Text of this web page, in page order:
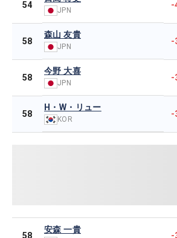
54
JPN -
58
森山 友貴
JPN -
58
今野 大喜
JPN -
58
H・W・リュー
KOR -
58
安森 一貴
-